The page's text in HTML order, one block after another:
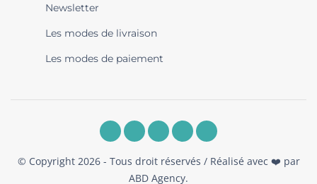
Newsletter
Les modes de livraison
Les modes de paiement
© Copyright 2026 - Tous droit réservés / Réalisé avec ❤️ par
ABD Agency.